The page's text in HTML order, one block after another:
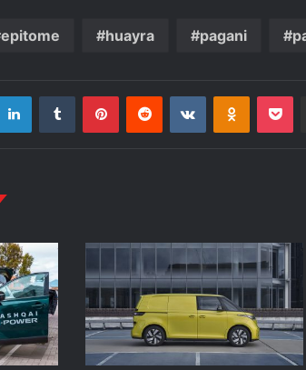
epitome huayra pagani
LinkedInTumblr PinterestReddit VKontakte